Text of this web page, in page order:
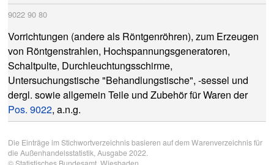
9022 90 80
Vorrichtungen (andere als Röntgenröhren), zum Erzeugen
von Röntgenstrahlen, Hochspannungsgeneratoren,
Schaltpulte, Durchleuchtungsschirme,
Untersuchungstische "Behandlungstische", -sessel und
dergl. sowie allgemein Teile und Zubehör für Waren der
Pos. 9022, a.n.g.
Die Einträge im Stichwortverzeichnis basieren auf dem Warenverzeichnis für
die Außenhandelsstatistik, Ausgabe 2022.
©Statistisches Bundesamt, Wiesbaden